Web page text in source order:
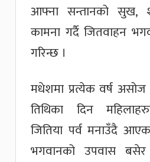
आफ्ना सन्तानको सुख,
कामना गर्दै जितवाहन
गरिन्छ ।
मधेशमा प्रत्येक वर्ष
तिथिका दिन
जितिया पर्व मनाउँदै
भगवानको उपवास बसेर